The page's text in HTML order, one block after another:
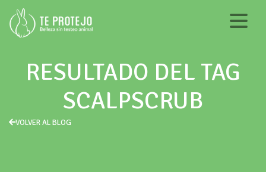
RESULTADO DEL TAG
SCALPSCRUB
VOLVER AL BLOG